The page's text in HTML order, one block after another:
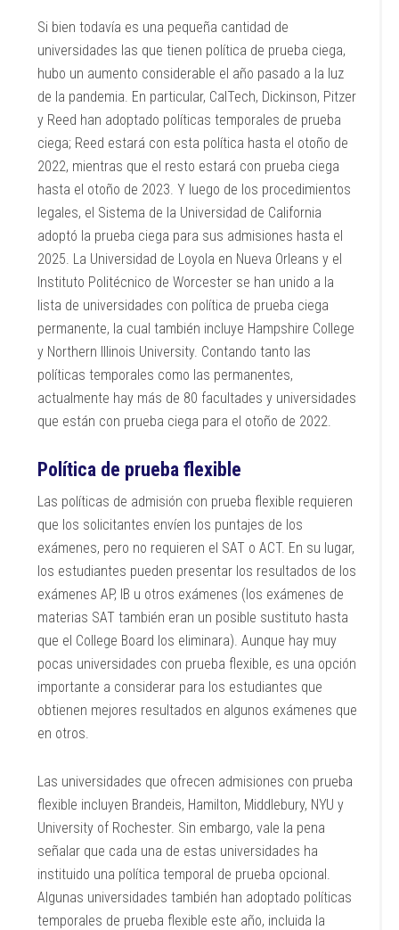
Si bien todavía es una pequeña cantidad de
universidades las que tienen política de prueba ciega,
hubo un aumento considerable el año pasado a la luz
de la pandemia. En particular, CalTech, Dickinson, Pitzer
y Reed han adoptado políticas temporales de prueba
ciega; Reed estará con esta política hasta el otoño de
2022, mientras que el resto estará con prueba ciega
hasta el otoño de 2023. Y luego de los procedimientos
legales, el Sistema de la Universidad de California
adoptó la prueba ciega para sus admisiones hasta el
2025. La Universidad de Loyola en Nueva Orleans y el
Instituto Politécnico de Worcester se han unido a la
lista de universidades con política de prueba ciega
permanente, la cual también incluye Hampshire College
y Northern Illinois University. Contando tanto las
políticas temporales como las permanentes,
actualmente hay más de 80 facultades y universidades
que están con prueba ciega para el otoño de 2022.
Política de prueba flexible
Las políticas de admisión con prueba flexible requieren
que los solicitantes envíen los puntajes de los
exámenes, pero no requieren el SAT o ACT. En su lugar,
los estudiantes pueden presentar los resultados de los
exámenes AP, IB u otros exámenes (los exámenes de
materias SAT también eran un posible sustituto hasta
que el College Board los eliminara). Aunque hay muy
pocas universidades con prueba flexible, es una opción
importante a considerar para los estudiantes que
obtienen mejores resultados en algunos exámenes que
en otros.
Las universidades que ofrecen admisiones con prueba
flexible incluyen Brandeis, Hamilton, Middlebury, NYU y
University of Rochester. Sin embargo, vale la pena
señalar que cada una de estas universidades ha
instituido una política temporal de prueba opcional.
Algunas universidades también han adoptado políticas
temporales de prueba flexible este año, incluida la